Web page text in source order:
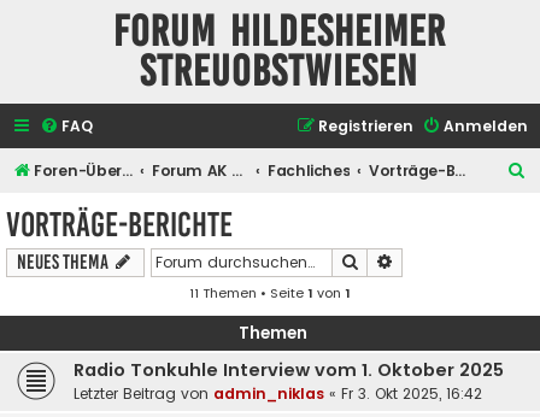
Forum Hildesheimer
Streuobstwiesen
FAQ Anmelden
Registrieren
Foren-Übersicht Forum AK Hildesheimer Streuobstwiesen Fachliches Vorträge-Berichte
Vorträge-Berichte
Neues Thema Suche
11 Themen • Seite1 von 1
Themen
Radio Tonkuhle Interview vom 1. Oktober 2025
Letzter Beitrag von admin_niklas « Fr 3. Okt 2025, 16:42